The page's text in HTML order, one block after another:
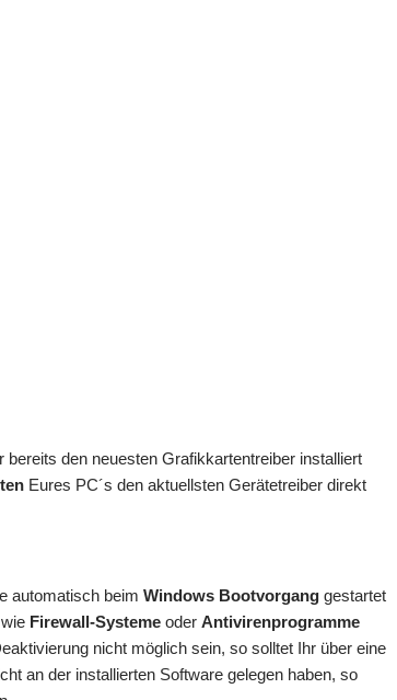
bereits den neuesten Grafikkartentreiber installiert
Eures PC´s den aktuellsten Gerätetreiber direkt
automatisch beimWindows Bootvorgang gestartet
Firewall-Systeme oderAntivirenprogramme
nicht möglich sein, so solltet Ihr über eine
an der installierten Software gelegen haben, so